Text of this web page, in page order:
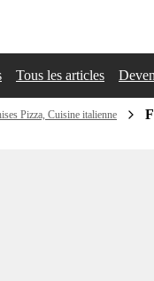
Tous les articles
Pizza, Cuisine italienne